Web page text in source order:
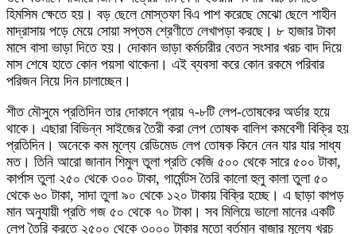
হিমসিম ক্ষেতে হয়। বড় ছেলে মোস্তফা বিএ পাশ করেছে মেঝো ছেলে শাহীন
মাদ্রাসায় পড়ে মেয়ে সোয়া সপ্তম শ্রেণীতে লেখাপড়া করছে। ৮ হাজার টাকা
মাসে বাসা ভাড়া দিতে হয়। দোকান ভাড়া কর্মচারীর বেতন সংসার খরচ বাদ দিয়ে
মাস শেষে হাতে কোন পয়সা থাকেনা। এই ব্যবসা করে কোন রকমে পরিবার
পরিজন নিয়ে দিন চালাচ্ছেন।
শীত মৌসুমে প্রতিদিন তার দোকানে প্রায় ৭-৮টি লেপ-তোষকের অর্ডার হয়ে
থাকে। এছারা বিভিন্ন সাইজের তৈরী করা লেপ তোষক বালিশ কমবেশী বিক্রি হয়
প্রতিদিন। অনেকে কম মূল্যে রেডিমেড লেপ তোষক কিনে নেন যার যার সাধ্য
মত। তিনি আরো জানান শিমুল তুলা প্রতি কেজি ৫০০ থেকে সারে ৫০০ টাকা,
কার্পাস তুলা ২৫০ থেকে ৩০০ টাকা, গার্মেন্টস তৈরি কালো হুলু কালা তুলা ৫০
থেকে ৬০ টাকা, সাদা তুলা ৯০ থেকে ১২০ টাকায় বিক্রি হচ্ছে। এ ছাড়া কাপড়
মান অনুযায়ী প্রতি গজ ৫০ থেকে ৭০ টাকা। সব মিলিয়ে ভালো মানের একটি
লেপ তৈরি করতে ২৫০০ থেকে ৩০০০ টাকার মতো বর্তমান বাজার মূল্যে খরচ